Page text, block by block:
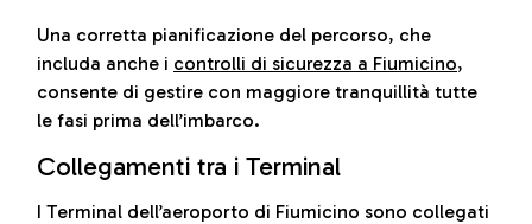
Una corretta pianificazione del percorso, che
includa anche i controlli di sicurezza a Fiumicino,
consente di gestire con maggiore tranquillità tutte
le fasi prima dell’imbarco.
Collegamenti tra i Terminal
I Terminal dell’aeroporto di Fiumicino sono collegati